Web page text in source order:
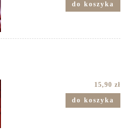
do koszyka
15,90 zł
do koszyka